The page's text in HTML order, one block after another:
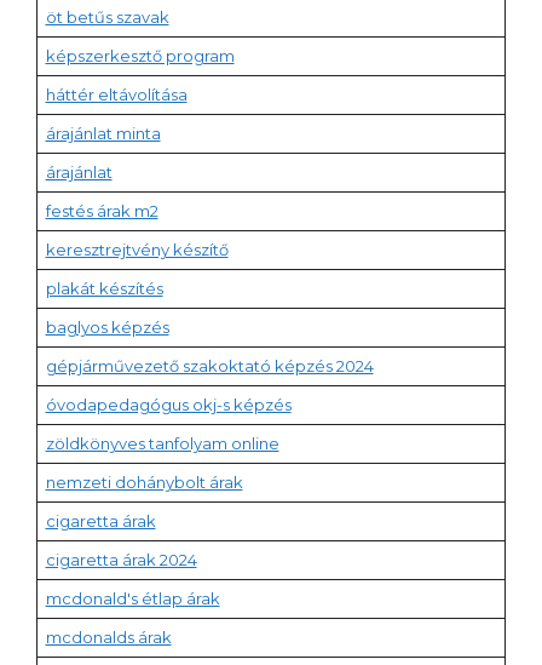
öt betűs szavak
képszerkesztő program
háttér eltávolítása
árajánlat minta
árajánlat
festés árak m2
keresztrejtvény készítő
plakát készítés
baglyos képzés
gépjárművezető szakoktató képzés 2024
óvodapedagógus okj-s képzés
zöldkönyves tanfolyam online
nemzeti dohánybolt árak
cigaretta árak
cigaretta árak 2024
mcdonald's étlap árak
mcdonalds árak